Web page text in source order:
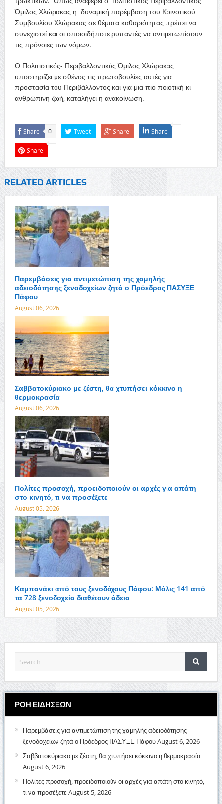
Όμιλος Χλώρακας η δυναμική παρέμβαση του Κοινοτικού
Συμβουλίου Χλώρακας σε θέματα καθαριότητας πρέπει να
συνεχιστεί και οι οποιοιδήποτε ρυπαντές να αντιμετωπίσουν
τις πρόνοιες των νόμων.
Ο Πολιτιστικός- Περιβαλλοντικός Όμιλος Χλώρακας
υποστηρίζει με σθένος τις πρωτοβουλίες αυτές για
προστασία του Περιβάλλοντος και για μια πιο ποιοτική κι
ανθρώπινη ζωή, καταλήγει η ανακοίνωση.
Share 0 Tweet Share Share
Share
RELATED ARTICLES
Παρεμβάσεις για αντιμετώπιση της χαμηλής
αδειοδότησης ξενοδοχείων ζητά ο Πρόεδρος ΠΑΣΥΞΕ
Πάφου
August 06, 2026
Σαββατοκύριακο με ζέστη, θα χτυπήσει κόκκινο η
θερμοκρασία
August 06, 2026
Πολίτες προσοχή, προειδοποιούν οι αρχές για απάτη
στο κινητό, τι να προσέξετε
August 05, 2026
Καμπανάκι από τους ξενοδόχους Πάφου: Μόλις 141 από
τα 728 ξενοδοχεία διαθέτουν άδεια
August 05, 2026
ΡΟΗ ΕΙΔΗΣΕΩΝ
Παρεμβάσεις για αντιμετώπιση της χαμηλής αδειοδότησης
ξενοδοχείων ζητά ο Πρόεδρος ΠΑΣΥΞΕ ΠάφουAugust 6, 2026
Σαββατοκύριακο με ζέστη, θα χτυπήσει κόκκινο η θερμοκρασία
August 6, 2026
Πολίτες προσοχή, προειδοποιούν οι αρχές για απάτη στο κινητό,
τι να προσέξετεAugust 5, 2026